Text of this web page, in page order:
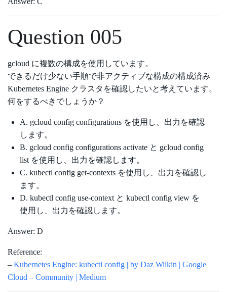
Question 005
gcloud に複数の構成を使用しています。
できるだけ少ない手順で非アクティブな構成の構成済み
Kubernetes Engine クラスタを確認したいと考えています。
何をするべきでしょうか？
A. gcloud config configurations を使用し、出力を確認
します。
B. gcloud config configurations activate と gcloud config
list を使用し、出力を確認します。
C. kubectl config get-contexts を使用し、出力を確認し
ます。
D. kubectl config use-context と kubectl config view を
使用し、出力を確認します。
Answer: D
Reference:
– Kubernetes Engine: kubectl config | by Daz Wilkin | Google
Cloud – Community | Medium